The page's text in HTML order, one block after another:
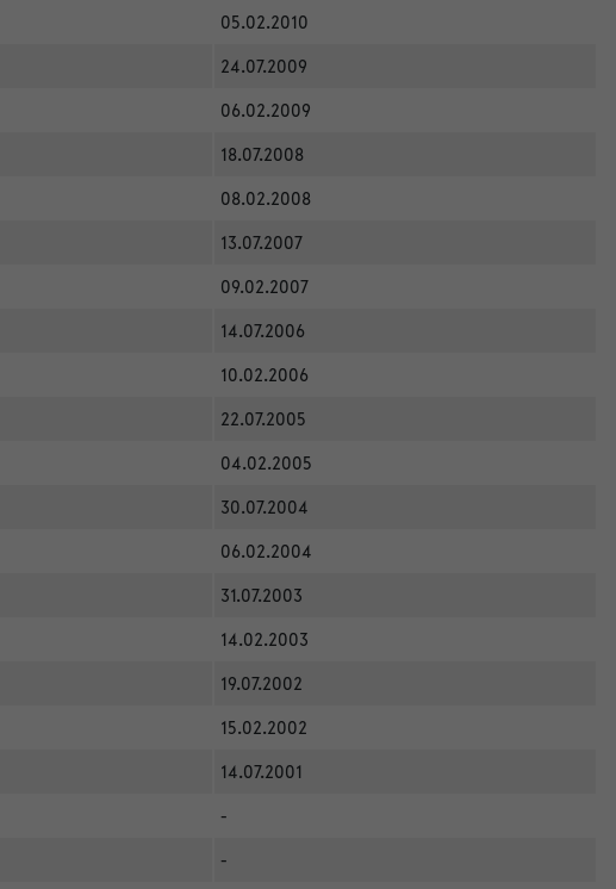
05.02.2010
24.07.2009
06.02.2009
18.07.2008
08.02.2008
13.07.2007
09.02.2007
14.07.2006
10.02.2006
22.07.2005
04.02.2005
30.07.2004
06.02.2004
31.07.2003
14.02.2003
19.07.2002
15.02.2002
14.07.2001
-
-